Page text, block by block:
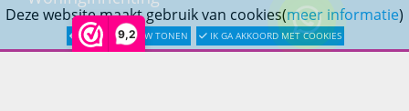
9,2
Deze website maakt gebruik van cookies(meer informatie)
LATER OPNIEUW TONEN IK GA AKKOORD MET COOKIES